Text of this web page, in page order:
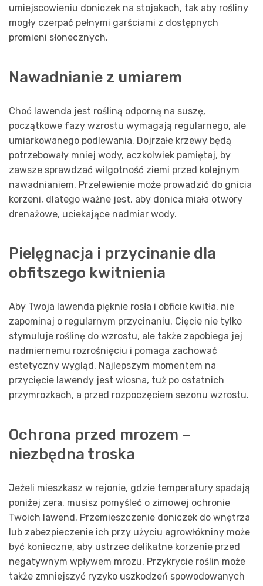
umiejscowieniu doniczek na stojakach, tak aby rośliny
mogły czerpać pełnymi garściami z dostępnych
promieni słonecznych.
Nawadnianie z umiarem
Choć lawenda jest rośliną odporną na suszę,
początkowe fazy wzrostu wymagają regularnego, ale
umiarkowanego podlewania. Dojrzałe krzewy będą
potrzebowały mniej wody, aczkolwiek pamiętaj, by
zawsze sprawdzać wilgotność ziemi przed kolejnym
nawadnianiem. Przelewienie może prowadzić do gnicia
korzeni, dlatego ważne jest, aby donica miała otwory
drenażowe, uciekające nadmiar wody.
Pielęgnacja i przycinanie dla
obfitszego kwitnienia
Aby Twoja lawenda pięknie rosła i obficie kwitła, nie
zapominaj o regularnym przycinaniu. Cięcie nie tylko
stymuluje roślinę do wzrostu, ale także zapobiega jej
nadmiernemu rozrośnięciu i pomaga zachować
estetyczny wygląd. Najlepszym momentem na
przycięcie lawendy jest wiosna, tuż po ostatnich
przymrozkach, a przed rozpoczęciem sezonu wzrostu.
Ochrona przed mrozem –
niezbędna troska
Jeżeli mieszkasz w rejonie, gdzie temperatury spadają
poniżej zera, musisz pomyśleć o zimowej ochronie
Twoich lawend. Przemieszczenie doniczek do wnętrza
lub zabezpieczenie ich przy użyciu agrowłókniny może
być konieczne, aby ustrzec delikatne korzenie przed
negatywnym wpływem mrozu. Przykrycie roślin może
także zmniejszyć ryzyko uszkodzeń spowodowanych